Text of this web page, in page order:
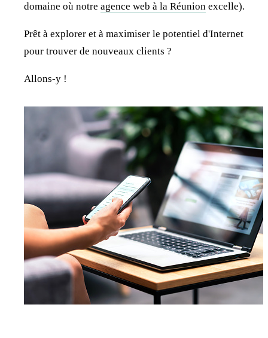
domaine où notre agence web à la Réunion excelle).
Prêt à explorer et à maximiser le potentiel d'Internet
pour trouver de nouveaux clients ?
Allons-y !